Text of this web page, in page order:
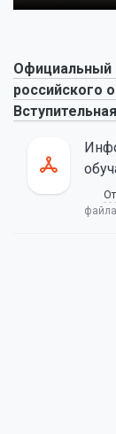
Официальный
российского